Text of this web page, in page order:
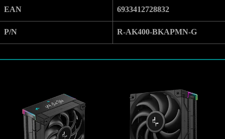
EAN 6933412728832
P/N R-AK400-BKAPMN-G